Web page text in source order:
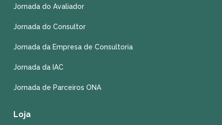
Jornada do Avaliador
Jornada do Consultor
Jornada da Empresa de Consultoria
Jornada da IAC
Jornada de Parceiros ONA
Loja